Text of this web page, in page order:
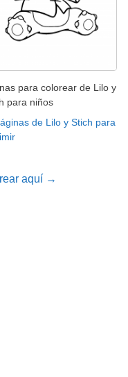
para colorear de Lilo y
para niños
de Lilo y Stich para
aquí →